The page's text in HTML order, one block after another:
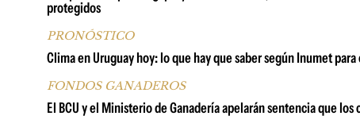
protegidos
PRONÓSTICO
Clima en Uruguay hoy: lo que hay que saber según Inumet
FONDOS GANADEROS
El BCU y el Ministerio de Ganadería apelarán sentencia que